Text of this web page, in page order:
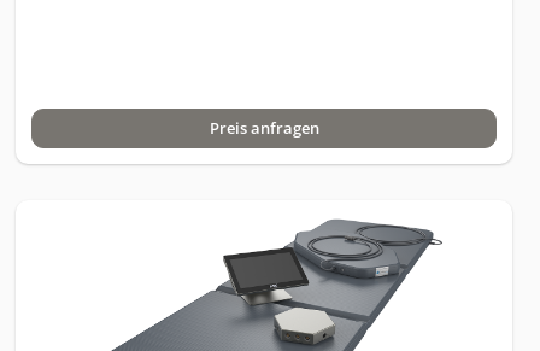
umfasst :iMRS prime Steuer-PaneliMRS prime
ConnectorboxExagon FIR-ApplikatorExagon Lokal-
ApplikatorExagon Spot-Applikator20-PIN prime
ProgrammeProgrammier-ModusiGUIDESplit-ModusHybrid-
Preis anfragen